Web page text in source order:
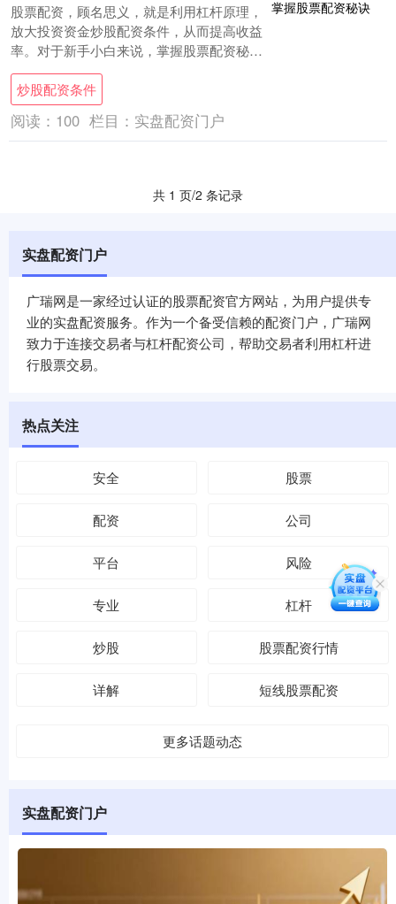
股票配资，顾名思义，就是利用杠杆原理，
放大投资资金炒股配资条件，从而提高收益
率。对于新手小白来说，掌握股票配资秘诀
至关重要。 * **了解风险：**高杠杆意味
着....
炒股配资条件
阅读： 100 栏目： 实盘配资门户
共 1 页/2 条记录
实盘配资门户
广瑞网是一家经过认证的股票配资官方网站，为用户提供专
业的实盘配资服务。作为一个备受信赖的配资门户，广瑞网
致力于连接交易者与杠杆配资公司，帮助交易者利用杠杆进
行股票交易。
热点关注
安全 股票
配资 公司
平台 风险
专业 杠杆
炒股 股票配资行情
详解 短线股票配资
更多话题动态
实盘配资门户